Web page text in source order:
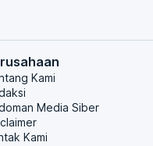
Kami
Media Siber
Kami